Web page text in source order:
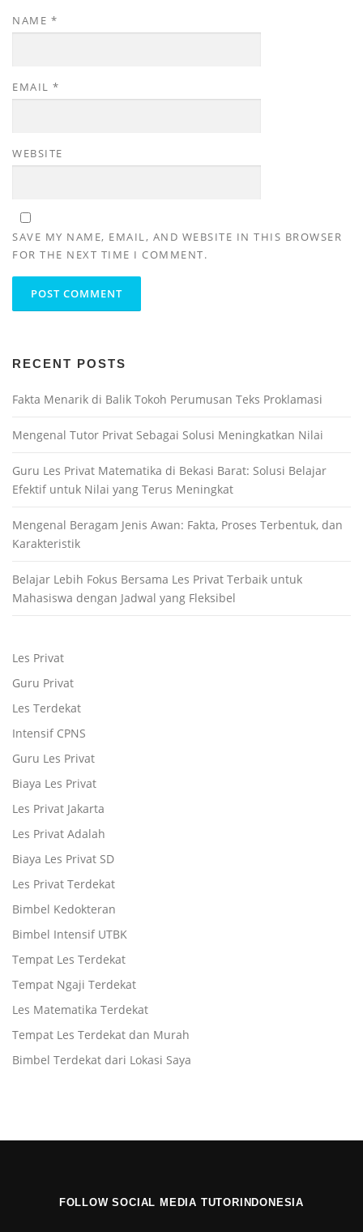
NAME *
EMAIL *
WEBSITE
SAVE MY NAME, EMAIL, AND WEBSITE IN THIS BROWSER
FOR THE NEXT TIME I COMMENT.
RECENT POSTS
Fakta Menarik di Balik Tokoh Perumusan Teks Proklamasi
Mengenal Tutor Privat Sebagai Solusi Meningkatkan Nilai
Guru Les Privat Matematika di Bekasi Barat: Solusi Belajar
Efektif untuk Nilai yang Terus Meningkat
Mengenal Beragam Jenis Awan: Fakta, Proses Terbentuk, dan
Karakteristik
Belajar Lebih Fokus Bersama Les Privat Terbaik untuk
Mahasiswa dengan Jadwal yang Fleksibel
Les Privat
Guru Privat
Les Terdekat
Intensif CPNS
Guru Les Privat
Biaya Les Privat
Les Privat Jakarta
Les Privat Adalah
Biaya Les Privat SD
Les Privat Terdekat
Bimbel Kedokteran
Bimbel Intensif UTBK
Tempat Les Terdekat
Tempat Ngaji Terdekat
Les Matematika Terdekat
Tempat Les Terdekat dan Murah
Bimbel Terdekat dari Lokasi Saya
FOLLOW SOCIAL MEDIA TUTORINDONESIA